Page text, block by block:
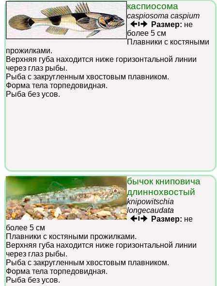
каспиосома
caspiosoma caspium
Размер: не
более 5 см
Плавники с костяными
прожилками.
Верхняя губа находится ниже горизонтальной линии
через глаз рыбы.
Рыба с закругленным хвостовым плавником.
Форма тела торпедовидная.
Рыба без усов.
бычок книповича
длиннохвостый
knipowitschia
longecaudata
Размер: не
более 5 см
Плавники с костяными прожилками.
Верхняя губа находится ниже горизонтальной линии
через глаз рыбы.
Рыба с закругленным хвостовым плавником.
Форма тела торпедовидная.
Рыба без усов.